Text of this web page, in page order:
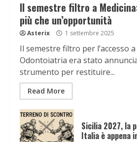
Il semestre filtro a
più che un’opportunità
Asterix 1 settembre 2025
Il semestre filtro per l’accesso
Odontoiatria era stato
strumento per restituire...
Read More
Sicilia 2027, la
Italia è appena